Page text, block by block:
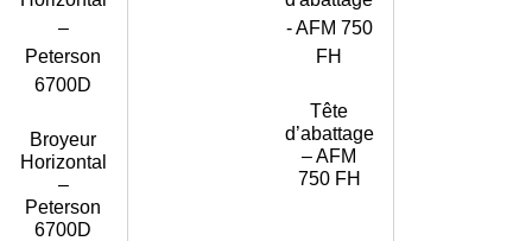
Broyeur
Horizontal
–
Peterson
6700D
Tête
d’abattage
– AFM
750 FH